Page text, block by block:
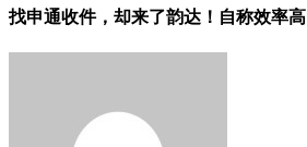
找申通收件，却来了韵达！自称效率高